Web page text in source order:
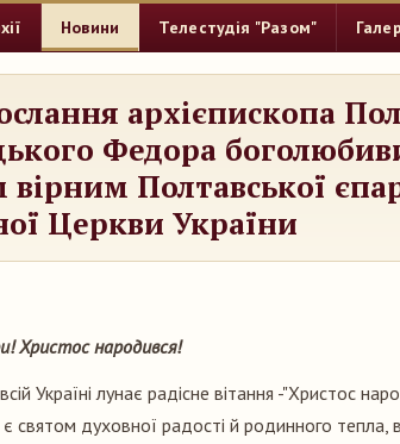
Новини Телестудія "Разом"
архієпископа
Федора
вірним Полтавської
Церкви України
народився!
Україні лунає радісне вітання -"Христос
святом духовної радості й родинного